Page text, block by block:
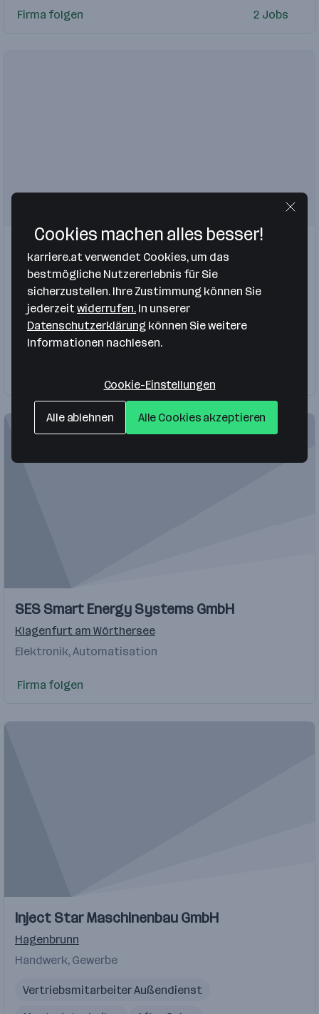
Supply Chain Management
Vertriebstechniker
Firma folgen 2 Jobs
Einblicke
Höhnhart
Handwerk, Gewerbe
Einkäufer Werkzeugbautechnik
Lehre
Messtechniker
Mitarbeiter Produktionsplanung
SES Smart Energy Systems GmbH
Klagenfurt am Wörthersee
Elektronik, Automatisation
Firma folgen
Inject Star Maschinenbau GmbH
Hagenbrunn
Handwerk, Gewerbe
Vertriebsmitarbeiter Außendienst
Cookies machen alles besser!
karriere.at verwendet Cookies, um das
bestmögliche Nutzererlebnis für Sie
sicherzustellen. Ihre Zustimmung können Sie
jederzeit widerrufen. In unserer
Datenschutzerklärung können Sie weitere
Informationen nachlesen.
Cookie-Einstellungen
Alle ablehnen Alle Cookies akzeptieren